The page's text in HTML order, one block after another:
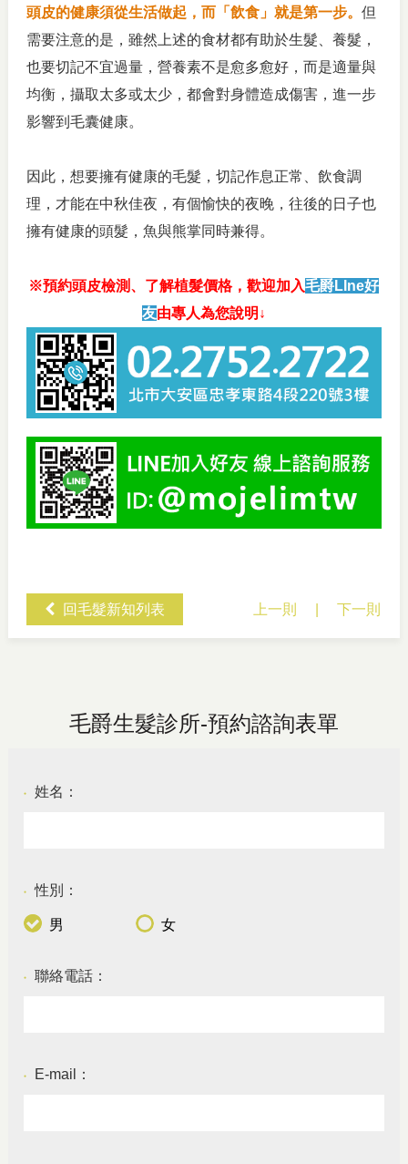
頭皮的健康須從生活做起，而「飲食」就是第一步。 但
需要注意的是，雖然上述的食材都有助於生髮、養髮，
也要切記不宜過量，營養素不是愈多愈好，而是適量與
均衡，攝取太多或太少，都會對身體造成傷害，進一步
影響到毛囊健康。
因此，想要擁有健康的毛髮，切記作息正常、飲食調
理，才能在中秋佳夜，有個愉快的夜晚，往後的日子也
擁有健康的頭髮，魚與熊掌同時兼得。
※預約頭皮檢測、了解植髮價格，歡迎加入毛爵LIne好
友由專人為您說明↓
回毛髮新知列表 上一則 |下一則
毛爵生髮診所-預約諮詢表單
● 姓名：
● 性別：
男 女
● 聯絡電話：
● E-mail：